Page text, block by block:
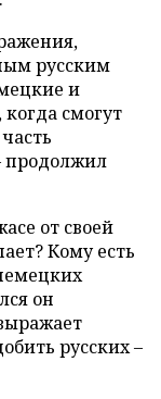
русским
и
смогут
продолжил
от своей
Кому есть
он
русских –